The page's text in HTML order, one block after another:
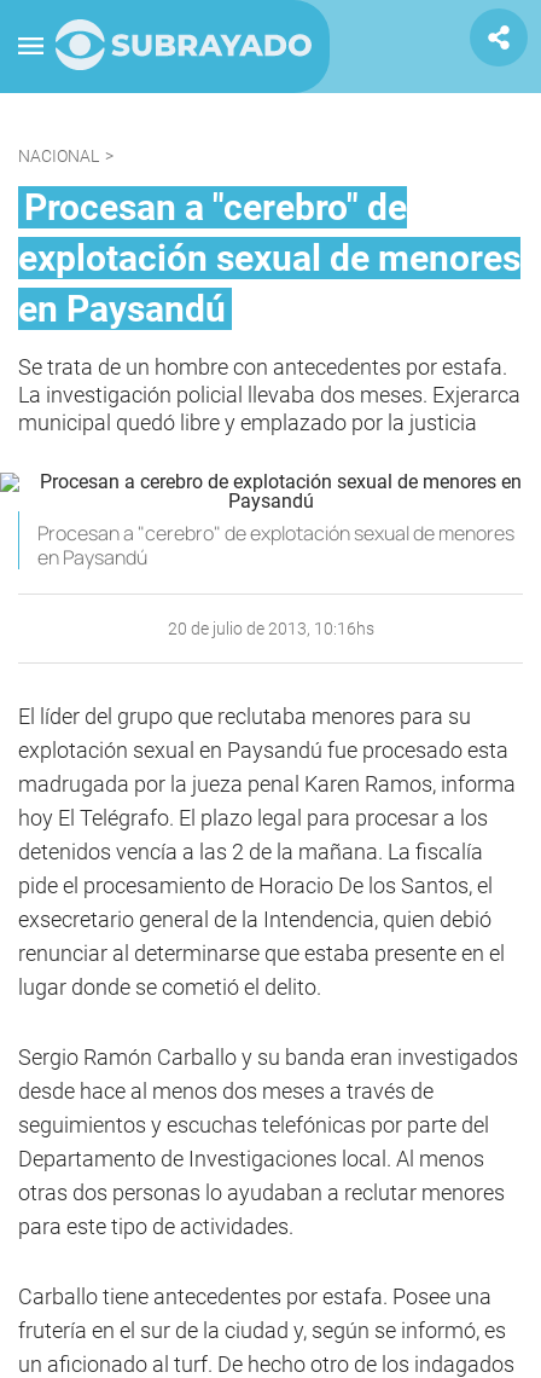
NACIONAL >
Procesan a "cerebro" de
explotación sexual de menores
en Paysandú
Se trata de un hombre con antecedentes por estafa.
La investigación policial llevaba dos meses. Exjerarca
municipal quedó libre y emplazado por la justicia
Procesan a "cerebro" de explotación sexual de menores
en Paysandú
20 de julio de 2013, 10:16hs
El líder del grupo que reclutaba menores para su
explotación sexual en Paysandú fue procesado esta
madrugada por la jueza penal Karen Ramos, informa
hoy El Telégrafo. El plazo legal para procesar a los
detenidos vencía a las 2 de la mañana. La fiscalía
pide el procesamiento de Horacio De los Santos, el
exsecretario general de la Intendencia, quien debió
renunciar al determinarse que estaba presente en el
lugar donde se cometió el delito.
Sergio Ramón Carballo y su banda eran investigados
desde hace al menos dos meses a través de
seguimientos y escuchas telefónicas por parte del
Departamento de Investigaciones local. Al menos
otras dos personas lo ayudaban a reclutar menores
para este tipo de actividades.
Carballo tiene antecedentes por estafa. Posee una
frutería en el sur de la ciudad y, según se informó, es
un aficionado al turf. De hecho otro de los indagados